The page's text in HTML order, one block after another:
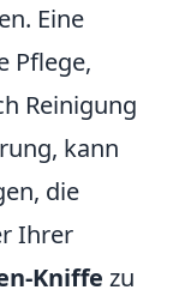
Eine
Pflege,
Reinigung
kann
die
Ihrer
Kniffe zu